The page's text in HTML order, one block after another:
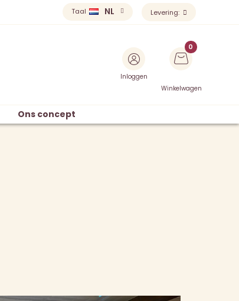
Taal NL Levering:
Inloggen
Winkelwagen
Ons concept